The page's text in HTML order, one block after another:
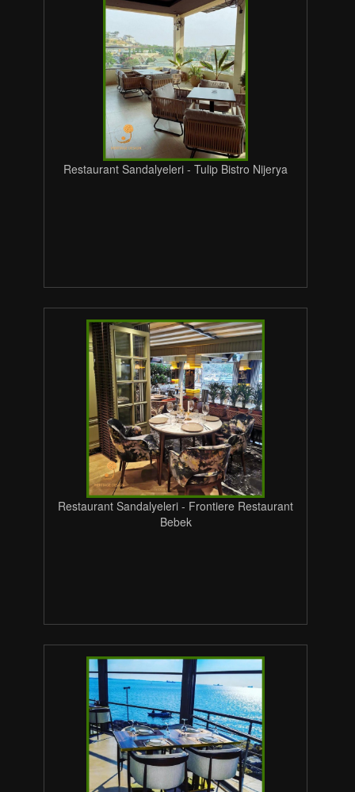
Restaurant Sandalyeleri - Tulip Bistro Nijerya
Restaurant Sandalyeleri - Frontiere Restaurant
Bebek